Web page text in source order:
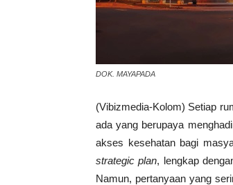
DOK. MAYAPADA
(Vibizmedia-Kolom) Setiap
ada yang berupaya
akses kesehatan bagi
strategic plan, lengkap
Namun, pertanyaan yang